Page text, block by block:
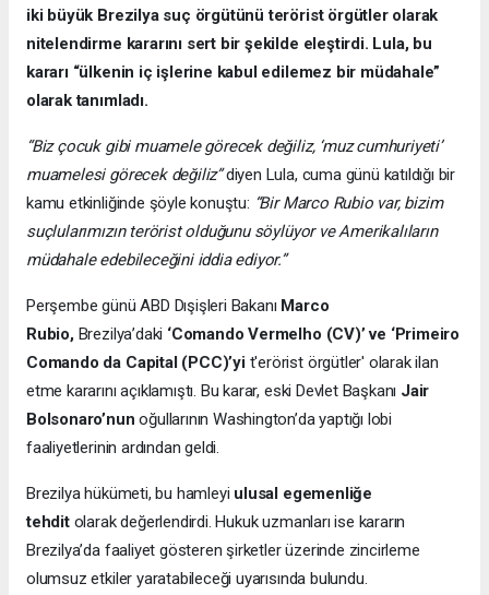
iki büyük Brezilya suç örgütünü terörist örgütler olarak
nitelendirme kararını sert bir şekilde eleştirdi. Lula, bu
kararı “ülkenin iç işlerine kabul edilemez bir müdahale”
olarak tanımladı.
“Biz çocuk gibi muamele görecek değiliz, ‘muz cumhuriyeti’
muamelesi görecek değiliz”diyen Lula, cuma günü katıldığı bir
kamu etkinliğinde şöyle konuştu: “Bir Marco Rubio var, bizim
suçlularımızın terörist olduğunu söylüyor ve Amerikalıların
müdahale edebileceğini iddia ediyor.”
Perşembe günü ABD Dışişleri Bakanı Marco
Rubio, Brezilya’daki ‘Comando Vermelho (CV)’ ve ‘Primeiro
Comando da Capital (PCC)’yit'erörist örgütler' olarak ilan
etme kararını açıklamıştı. Bu karar, eski Devlet Başkanı Jair
Bolsonaro’nun oğullarının Washington’da yaptığı lobi
faaliyetlerinin ardından geldi.
Brezilya hükümeti, bu hamleyi ulusal egemenliğe
tehdit olarak değerlendirdi. Hukuk uzmanları ise kararın
Brezilya’da faaliyet gösteren şirketler üzerinde zincirleme
olumsuz etkiler yaratabileceği uyarısında bulundu.